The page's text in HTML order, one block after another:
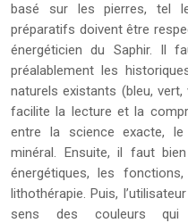
basé sur les pierres, tel
préparatifs doivent être
énergéticien du Saphir. Il
préalablement les
naturels existants (bleu,
facilite la lecture et la
entre la science exacte,
minéral. Ensuite, il faut
énergétiques, les
lithothérapie. Puis,
sens des couleurs